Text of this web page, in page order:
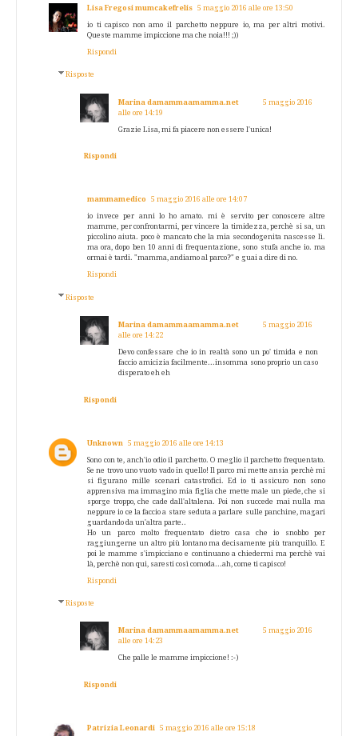
Lisa Fregosi mumcakefrelis 5 maggio 2016 alle ore 13:50
io ti capisco non amo il parchetto neppure io, ma per altri motivi.
Queste mamme impiccione ma che noia!!! ;))
Rispondi
Risposte
Marina damammaamamma.net
5 maggio 2016
alle ore 14:19
Grazie Lisa, mi fa piacere non essere l'unica!
Rispondi
mammamedico 5 maggio 2016 alle ore 14:07
io invece per anni lo ho amato. mi è servito per conoscere altre
mamme, per confrontarmi, per vincere la timidezza, perchè si sa, un
piccolino aiuta. poco è mancato che la mia secondogenita nascesse lì.
ma ora, dopo ben 10 anni di frequentazione, sono stufa anche io. ma
ormai è tardi. "mamma, andiamo al parco?" e guai a dire di no.
Rispondi
Risposte
Marina damammaamamma.net
5 maggio 2016
alle ore 14:22
Devo confessare che io in realtà sono un po' timida e non
faccio amicizia facilmente...insomma sono proprio un caso
disperato eh eh
Rispondi
Unknown 5 maggio 2016 alle ore 14:13
Sono con te, anch'io odio il parchetto. O meglio il parchetto frequentato.
Se ne trovo uno vuoto vado in quello! Il parco mi mette ansia perchè mi
si figurano mille scenari catastrofici. Ed io ti assicuro non sono
apprensiva ma immagino mia figlia che mette male un piede, che si
sporge troppo, che cade dall'altalena. Poi non succede mai nulla ma
neppure io ce la faccio a stare seduta a parlare sulle panchine, magari
guardando da un'altra parte..
Ho un parco molto frequentato dietro casa che io snobbo per
raggiungerne un altro più lontano ma decisamente più tranquillo. E
poi le mamme s'impicciano e continuano a chiedermi ma perchè vai
là, perchè non qui, saresti così comoda...ah, come ti capisco!
Rispondi
Risposte
Marina damammaamamma.net
5 maggio 2016
alle ore 14:23
Che palle le mamme impiccione! :-)
Rispondi
Patrizia Leonardi 5 maggio 2016 alle ore 15:18